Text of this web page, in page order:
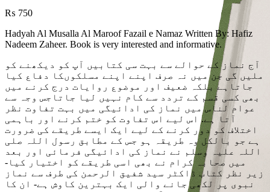
₨ 750
Hadyah Al Musalla Al Maroof Fazail e Namaz Written By: Hafiz
Nadeem Zaheer. Book is very interested and informative.
آج نماز کے حوالے سے بہت سی کتابیں آپ کو دیکھنے کو
ملیں گی جن میں نہ صرف اپنے اپنے مسلکوںکا دفاع کیا
جاتاہے بلکہ ضعیف اور موضوع روایات درج کرنے میں
بھی کسی قسم کے تردد سے کام نہیں لیا جاتاجس وجہ سے
عوام لناس میں نماز کی ادائیگی میں بہت تفاوت نظر
آتا ہے. اس لیے اس تفاوت کو ختم کرنے اور باہمی
اختلاف کو دور کرنے کے لیے ایک ایسے طریقے کی ضرورت
ہے جو بالکل وہ طریقہ ہو جس کے مطابق رسول اللہ صلی
اللہ علیہ وسلم نے نماز کی ادائیگی فرمائی اور بعد
میں صحابہ کرام نے بھی اسی طریقے کو اختیار کیا-
زیر نظر کتاب ڈاکٹر سید شفیق الرحمن کی طرف سے نماز
نبوی پر لکھی جانے والی ایک بہترین کاوش ہے- ان کا